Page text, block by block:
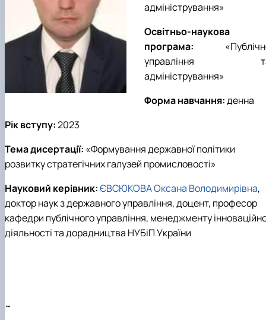
адміністрування»
Освітньо-наукова
програма: «
управління
адміністрування»
Форма навчання:денна
Рік вступу:2023
Тема дисертації: «Формування державної політики
розвитку стратегічних галузей промисловості»
Науковий керівник:ЄВСЮКОВА Оксана Володимирівна,
доктор наук з державного управління, доцент, професор
кафедри публічного управління, менеджменту
діяльності та дорадництва НУБіП України
~